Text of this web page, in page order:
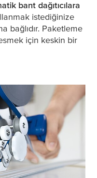
bant dağıtıcılara
istediğinize
bağlıdır. Paketleme
için keskin bir